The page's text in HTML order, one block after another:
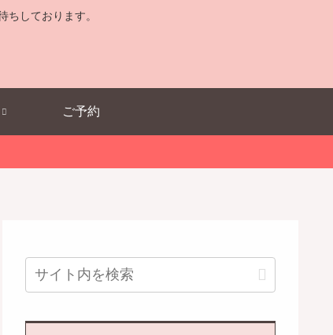
しております。
ご予約